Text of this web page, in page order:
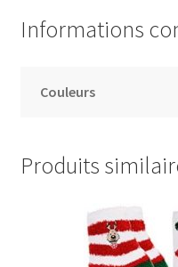
Informations
Couleurs
Produits